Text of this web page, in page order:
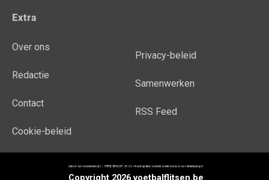
Extra
Over ons
Redactie
Contact
Cookie-beleid
Privacy-beleid
Samenwerken
RSS Feed
Copyright 2026 voetbalflitsen.be